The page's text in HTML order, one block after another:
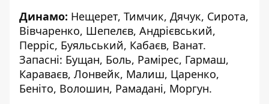
Динамо: Нещерет, Тимчик, Дячук, Сирота,
Вівчаренко, Шепелєв, Андрієвський,
Перріс, Буяльський, Кабаєв, Ванат.
Запасні: Бущан, Боль, Рамірес, Гармаш,
Караваєв, Лонвейк, Малиш, Царенко,
Беніто, Волошин, Рамадані, Моргун.